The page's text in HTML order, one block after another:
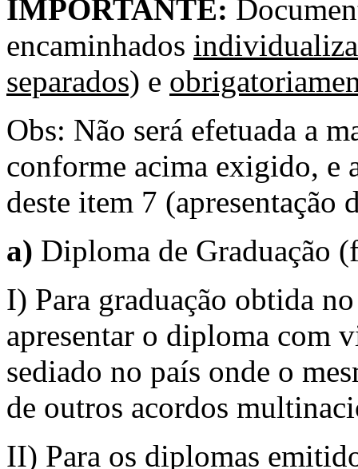
IMPORTANTE:
encaminhados
separados) e
Obs: Não será efetuada a
conforme acima exigido, e
deste item 7
a) Diploma de Graduação
I) Para graduação obtida
apresentar o diploma com
sediado no país onde o
de outros acordos
II) Para os diplomas